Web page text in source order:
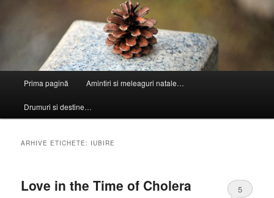
principal
Prima pagină Amintiri si meleaguri natale…
Drumuri si destine…
ARHIVE ETICHETE: IUBIRE
Love in the Time of Cholera 5